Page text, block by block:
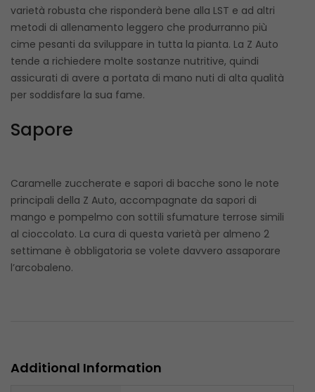
varietà robusta che risponderà bene alla LST e ad altri
metodi di allenamento leggero che produrranno più
cime pesanti da sviluppare in tutta la pianta. La Z Auto
tende a richiedere molte sostanze nutritive, quindi
assicurati di avere a portata di mano nuti di alta qualità
per soddisfare la sua fame.
Sapore
Caramelle zuccherate e sapori di bacche sono le note
principali della Z Auto, accompagnate da sapori di
mango e pompelmo con sottili sfumature terrose simili
al cioccolato. La cura di questa varietà per almeno 2
settimane è obbligatoria se volete davvero assaporare
l’arcobaleno.
Additional Information